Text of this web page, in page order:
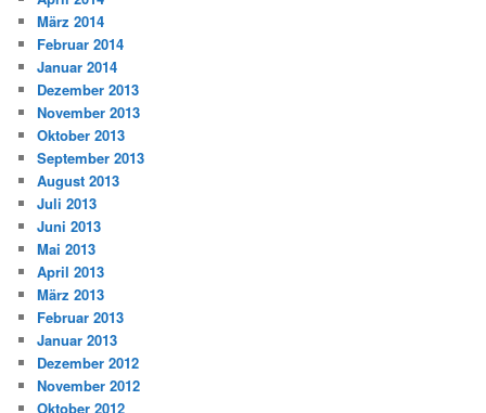
März 2014
Februar 2014
Januar 2014
Dezember 2013
November 2013
Oktober 2013
September 2013
August 2013
Juli 2013
Juni 2013
Mai 2013
April 2013
März 2013
Februar 2013
Januar 2013
Dezember 2012
November 2012
Oktober 2012